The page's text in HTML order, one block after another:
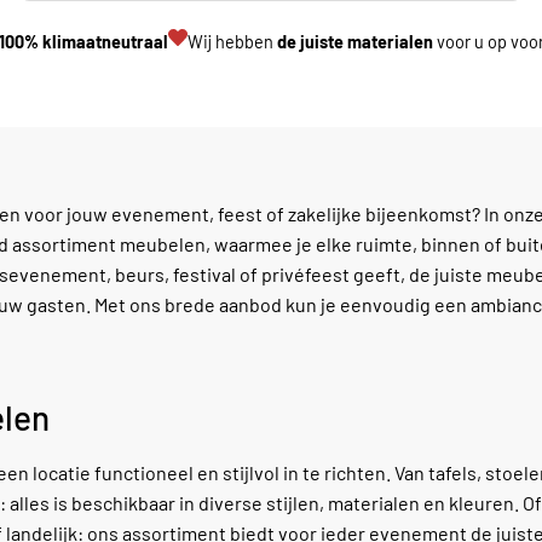
100% klimaatneutraal Wij hebben de juiste materialenvoor u op
voor jouw evenement, feest of zakelijke bijeenkomst? In
meubelen, waarmee je elke ruimte, binnen of
beurs, festival of privéfeest geeft, de juiste
gasten. Met ons brede aanbod kun je eenvoudig een
locatie functioneel en stijlvol in te richten. Van tafels,
is beschikbaar in diverse stijlen, materialen en kleuren.
ons assortiment biedt voor ieder evenement de